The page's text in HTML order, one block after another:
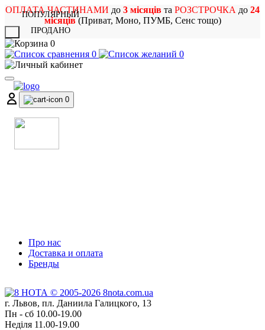
ОПЛАТА ЧАСТИНАМИ до 3 місяців та РОЗСТРОЧКА до 24
місяців(Приват, Моно, ПУМБ, Сенс тощо)
0
0
0
0
Про нас
Доставка и оплата
Бренды
г. Львов, пл. Даниила Галицкого, 13
Пн - сб 10.00-19.00
Неділя 11.00-19.00
ПОПУЛЯРНЫЙ
ПРОДАНО